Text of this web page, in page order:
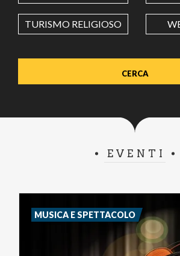
Value in decimal degrees. Use dot (.) as
TURISMO RELIGIOSO
EVENTI
MUSICA E SPETTACOLO